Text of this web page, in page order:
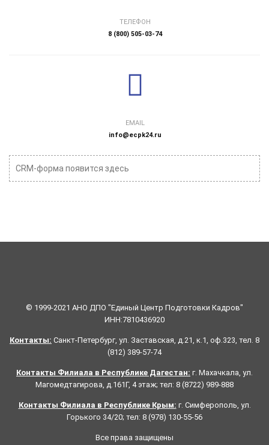
ТЕЛЕФОН
8 (800) 505-03-74
EMAIL
info@ecpk24.ru
CRM-форма появится здесь
© 1999-2021 АНО ДПО "Единый Центр Подготовки Кадров"
ИНН:7810436920
Контакты: Санкт-Петербург, ул. Заставская, д.21, к.1, оф.323, тел. 8
(812) 389-57-74
Контакты Филиала в Республике Дагестан: г. Махачкала, ул.
Магомедтагирова, д.161Г, 4 этаж; тел: 8 (8722) 989-888
Контакты Филиала в Республике Крым: г. Симферополь, ул.
Горького 34/20; тел: 8 (978) 130-55-56
Все права защищены